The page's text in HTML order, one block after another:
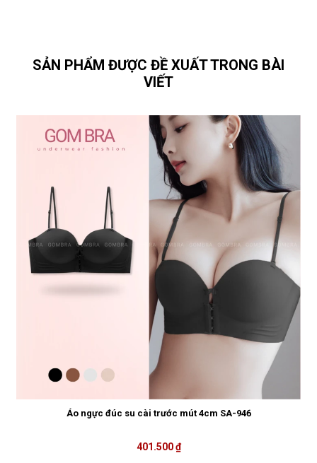
SẢN PHẨM ĐƯỢC ĐỀ XUẤT TRONG BÀI
VIẾT
Áo ngực đúc su cài trước mút 4cm SA-946
401.500 ₫